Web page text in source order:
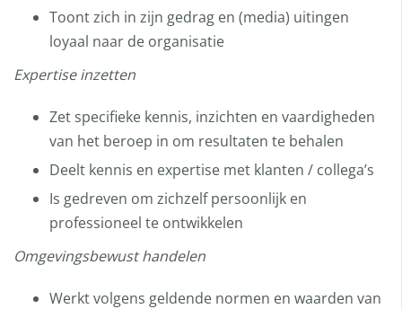
Toont zich in zijn gedrag en (media) uitingen
loyaal naar de organisatie
Expertise inzetten
Zet specifieke kennis, inzichten en vaardigheden
van het beroep in om resultaten te behalen
Deelt kennis en expertise met klanten / collega’s
Is gedreven om zichzelf persoonlijk en
professioneel te ontwikkelen
Omgevingsbewust handelen
Werkt volgens geldende normen en waarden van